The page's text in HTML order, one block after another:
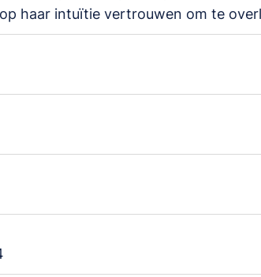
haar intuïtie vertrouwen om te